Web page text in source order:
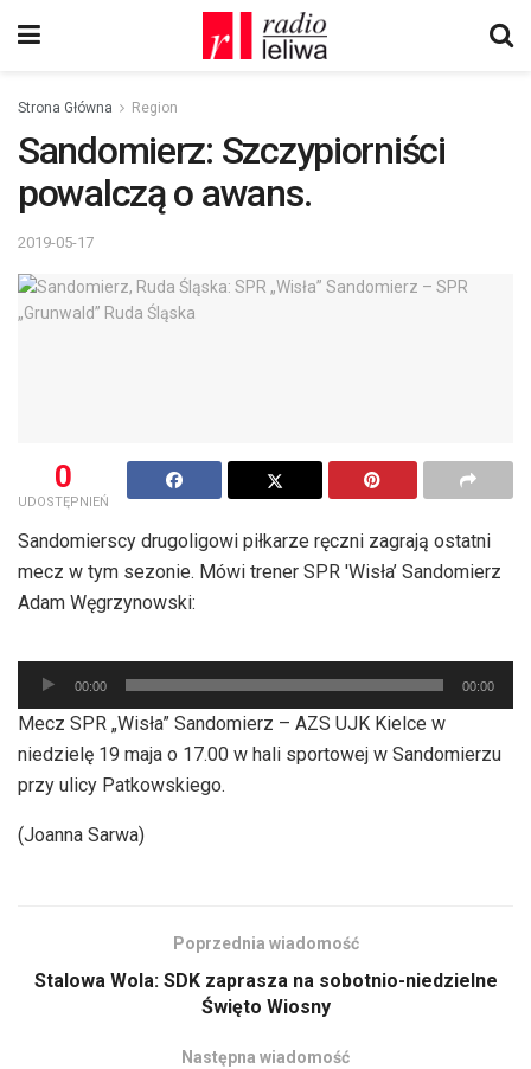
Strona Główna Region
Sandomierz: Szczypiorniści
powalczą o awans.
2019-05-17
0
UDOSTĘPNIEŃ
Sandomierscy drugoligowi piłkarze ręczni zagrają ostatni
mecz w tym sezonie. Mówi trener SPR 'Wisła’ Sandomierz
Adam Węgrzynowski:
Odtwarzacz
plików
dźwiękowych
00:00 00:00
Mecz SPR „Wisła” Sandomierz – AZS UJK Kielce w
niedzielę 19 maja o 17.00 w hali sportowej w Sandomierzu
przy ulicy Patkowskiego.
(Joanna Sarwa)
Poprzednia wiadomość
Stalowa Wola: SDK zaprasza na sobotnio-niedzielne
Święto Wiosny
Następna wiadomość